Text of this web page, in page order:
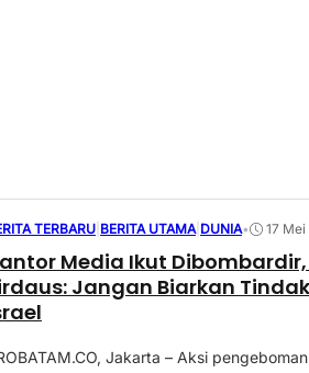
TERBARU BERITA UTAMA DUNIA• 17 Mei
Media Ikut Dibombardir, Ketua Umum SMSI
Jangan Biarkan
Jakarta – Aksi